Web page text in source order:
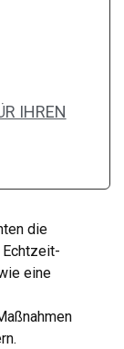
IHREN
die
eine